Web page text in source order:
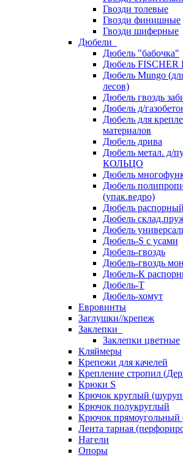
Гвозди толевые
Гвозди финишные
Гвозди шиферные
Дюбели
Дюбель "бабочка"
Дюбель FISCHER
Дюбель Mungo
лесов)
Дюбель гвоздь
Дюбель д/
Дюбель для
материалов
Дюбель дрива
Дюбель метал. д/
КОЛЬЦО
Дюбель
Дюбель
(упак.ведро)
Дюбель
Дюбель
Дюбель
Дюбель-S с усами
Дюбель-гвоздь
Дюбель-гвоздь
Дюбель-К
Дюбель-Т
Дюбель-хомут
Евровинты
Заглушки//крепеж
Заклепки
Заклепки цветные
Кляймеры
Крепежи для качелей
Крепление стропил
Крюки S
Крючок круглый
Крючок полукруглый
Крючок прямоугольный
Лента тарная
Нагели
Опоры